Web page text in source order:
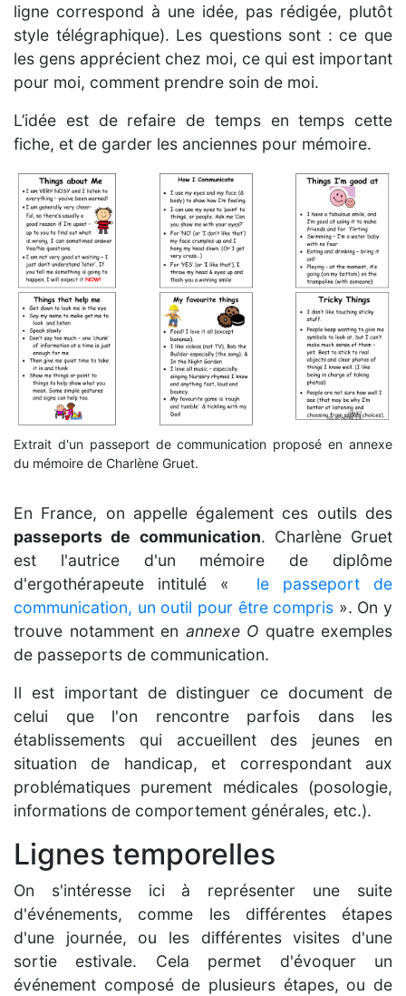
ligne correspond à une idée, pas rédigée, plutôt
style télégraphique). Les questions sont : ce que
les gens apprécient chez moi, ce qui est important
pour moi, comment prendre soin de moi.
L’idée est de refaire de temps en temps cette
fiche, et de garder les anciennes pour mémoire.
Extrait d'un passeport de communication proposé en annexe
du mémoire de Charlène Gruet.
En France, on appelle également ces outils des
passeports de communication. Charlène Gruet
est l'autrice d'un mémoire de diplôme
d'ergothérapeute intitulé «
le passeport de
communication, un outil pour être compris ». On y
trouve notamment en annexe O quatre exemples
de passeports de communication.
Il est important de distinguer ce document de
celui que l'on rencontre parfois dans les
établissements qui accueillent des jeunes en
situation de handicap, et correspondant aux
problématiques purement médicales (posologie,
informations de comportement générales, etc.).
Lignes temporelles
On s'intéresse ici à représenter une suite
d'événements, comme les différentes étapes
d'une journée, ou les différentes visites d'une
sortie estivale. Cela permet d'évoquer un
événement composé de plusieurs étapes, ou de